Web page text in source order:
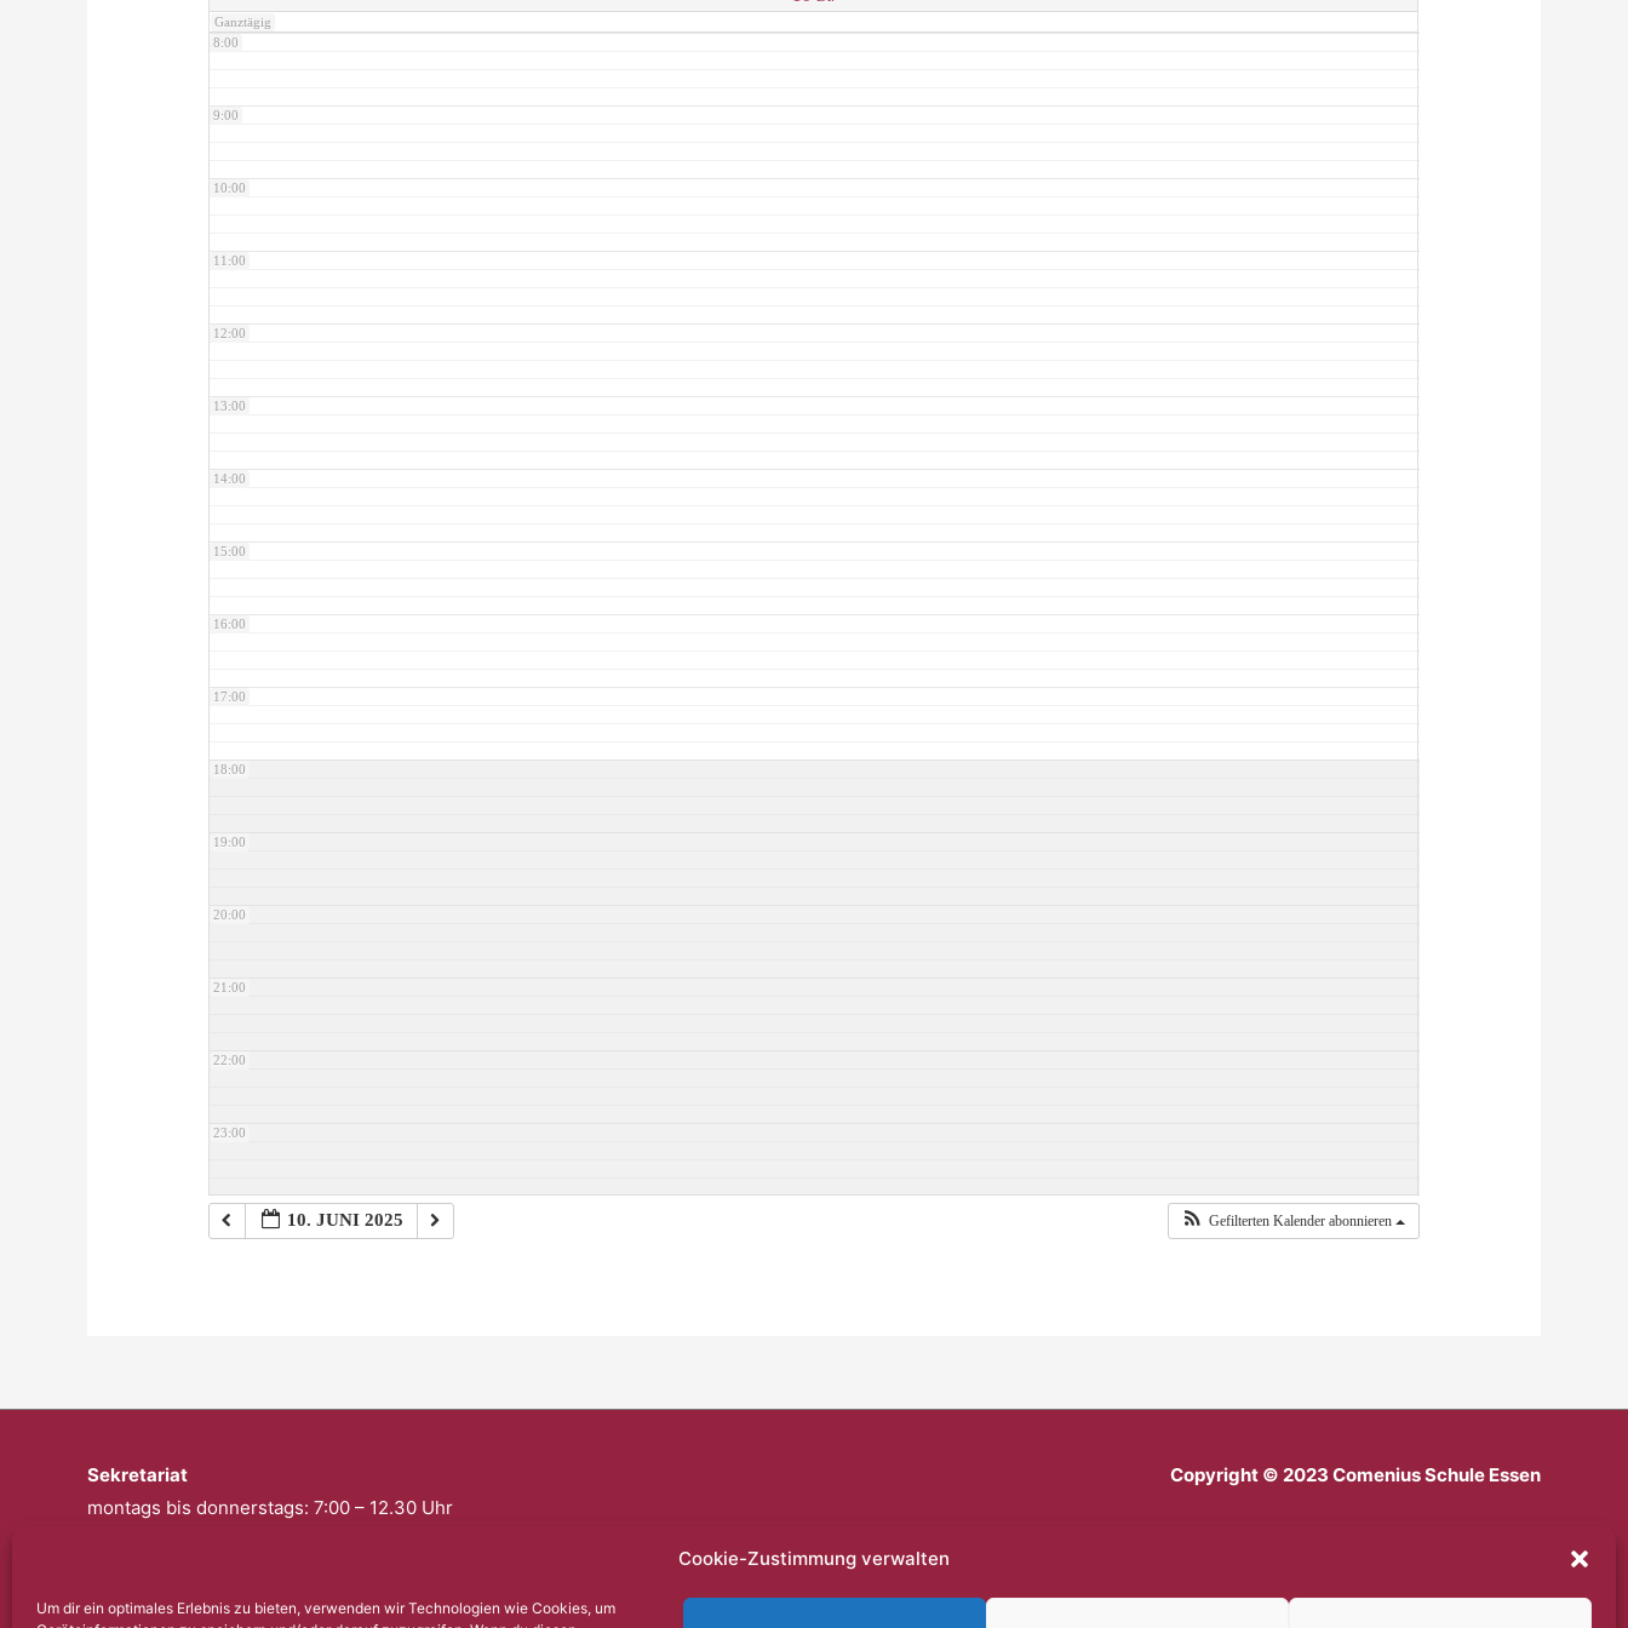
Cookie-Zustimmung verwalten
Um dir ein optimales Erlebnis zu bieten, verwenden wir Technologien wie Cookies, um
Ganztägig
8:00
9:00
10:00
11:00
12:00
13:00
14:00
15:00
16:00
17:00
18:00
19:00
20:00
21:00
22:00
23:00
10. JUNI 2025 Gefilterten Kalender abonnieren
Sekretariat
montags bis donnerstags: 7:00 – 12.30 Uhr
Telefon: 0201 – 57 17 430
Copyright © 2023 Comenius Schule Essen
Haftungsausschluss